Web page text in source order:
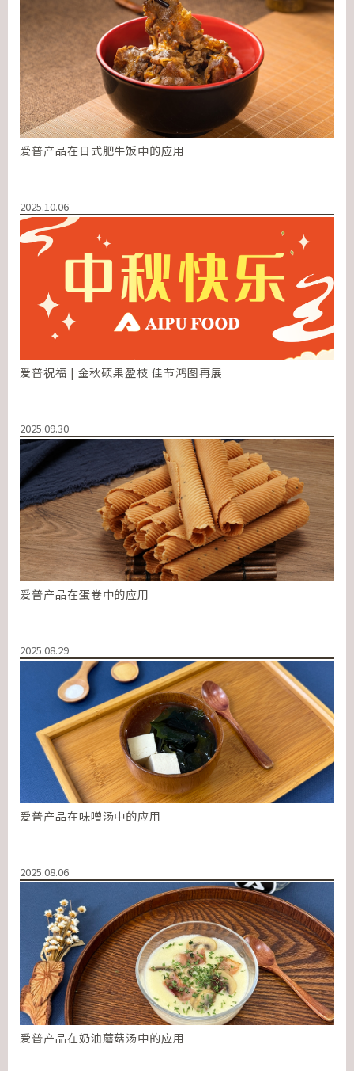
爱普产品在日式肥牛饭中的应用
2025.10.06
爱普祝福 | 金秋硕果盈枝 佳节鸿图再展
2025.09.30
爱普产品在蛋卷中的应用
2025.08.29
爱普产品在味噌汤中的应用
2025.08.06
爱普产品在奶油蘑菇汤中的应用